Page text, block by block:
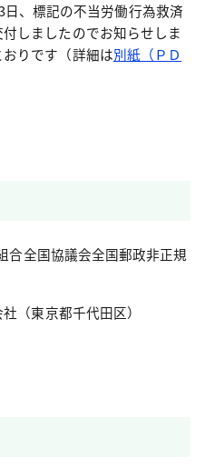
日、標記の不当労働行為救済
しましたのでお知らせしま
りです（詳細は別紙（ＰＤ
全国協議会全国郵政非正規
（東京都千代田区）